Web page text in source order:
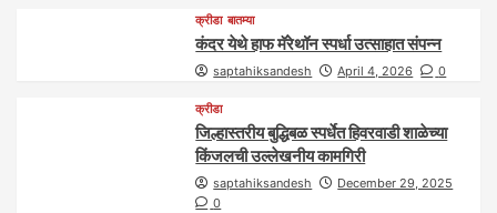
क्रीडा बातम्या
कंदर येथे हाफ मॅरेथॉन स्पर्धा उत्साहात संपन्न
saptahiksandesh April 4, 2026 0
क्रीडा
जिल्हास्तरीय बुद्धिबळ स्पर्धेत हिवरवाडी शाळेच्या
किंजलची उल्लेखनीय कामगिरी
saptahiksandesh
December 29, 2025
0